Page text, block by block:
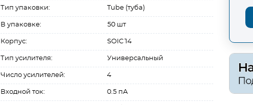
Тип упаковки: Tube (туба)
В упаковке: 50 шт
Корпус: SOIC14
Тип усилителя: Универсальный
Число усилителей: 4
Входной ток: 0.5 пА